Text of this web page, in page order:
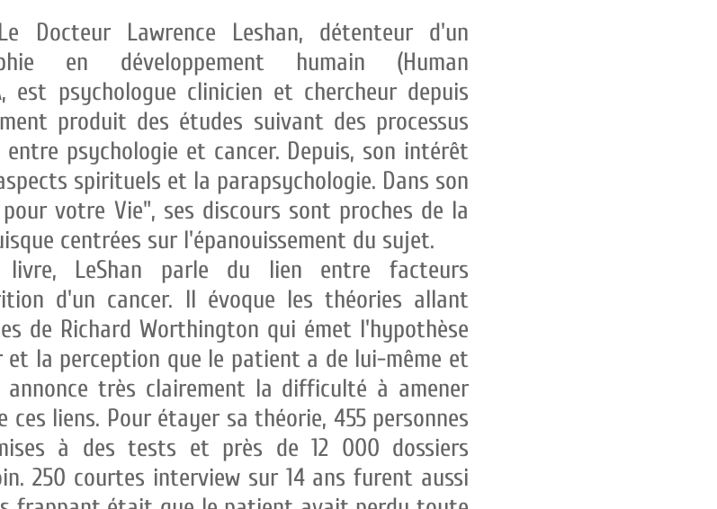
Docteur Lawrence Leshan, détenteur d'un
en développement humain (Human
est psychologue clinicien et chercheur depuis
produit des études suivant des processus
psychologie et cancer. Depuis, son intérêt
spirituels et la parapsychologie. Dans son
votre Vie", ses discours sont proches de la
centrées sur l'épanouissement du sujet.
LeShan parle du lien entre facteurs
d'un cancer. Il évoque les théories allant
de Richard Worthington qui émet l'hypothèse
la perception que le patient a de lui-même et
annonce très clairement la difficulté à amener
ces liens. Pour étayer sa théorie, 455 personnes
à des tests et près de 12 000 dossiers
250 courtes interview sur 14 ans furent aussi